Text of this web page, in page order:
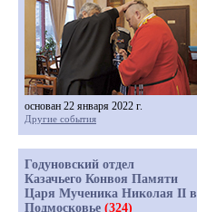
основан 22 января 2022 г.
Другие события
Годуновский отдел
Казачьего Конвоя Памяти
Царя Мученика Николая II в
Подмосковье (324)